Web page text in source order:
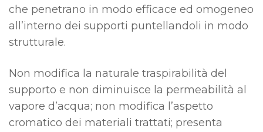
che penetrano in modo efficace ed omogeneo
all’interno dei supporti puntellandoli in modo
strutturale.
Non modifica la naturale traspirabilità del
supporto e non diminuisce la permeabilità al
vapore d’acqua; non modifica l’aspetto
cromatico dei materiali trattati; presenta